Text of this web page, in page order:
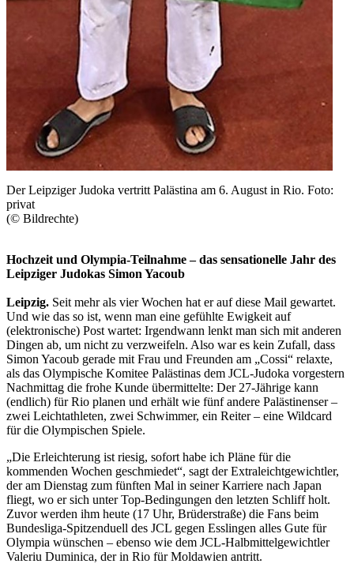
Der Leipziger Judoka vertritt Palästina am 6. August in Rio. Foto:
privat
(© Bildrechte)
Hochzeit und Olympia-Teilnahme – das sensationelle Jahr des
Leipziger Judokas Simon Yacoub
Leipzig. Seit mehr als vier Wochen hat er auf diese Mail gewartet.
Und wie das so ist, wenn man eine gefühlte Ewigkeit auf
(elektronische) Post wartet: Irgendwann lenkt man sich mit anderen
Dingen ab, um nicht zu verzweifeln. Also war es kein Zufall, dass
Simon Yacoub gerade mit Frau und Freunden am „Cossi“ relaxte,
als das Olympische Komitee Palästinas dem JCL-Judoka vorgestern
Nachmittag die frohe Kunde übermittelte: Der 27-Jährige kann
(endlich) für Rio planen und erhält wie fünf andere Palästinenser –
zwei Leichtathleten, zwei Schwimmer, ein Reiter – eine Wildcard
für die Olympischen Spiele.
„Die Erleichterung ist riesig, sofort habe ich Pläne für die
kommenden Wochen geschmiedet“, sagt der Extraleichtgewichtler,
der am Dienstag zum fünften Mal in seiner Karriere nach Japan
fliegt, wo er sich unter Top-Bedingungen den letzten Schliff holt.
Zuvor werden ihm heute (17 Uhr, Brüderstraße) die Fans beim
Bundesliga-Spitzenduell des JCL gegen Esslingen alles Gute für
Olympia wünschen – ebenso wie dem JCL-Halbmittelgewichtler
Valeriu Duminica, der in Rio für Moldawien antritt.